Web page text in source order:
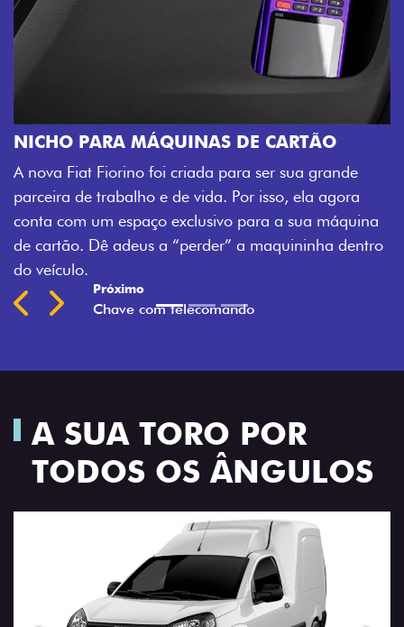
DE CARTÃO
para ser sua grande
Por isso, ela agora
para a sua máquina
a maquininha dentro
CHAVE COM
Agora, a chave da sua nova
veículo também à distância, e
fechadura. São detalhes como
mais fluidez para o seu dia de
Previous
Next
A SUA TORO POR
TODOS OS ÂNGULOS